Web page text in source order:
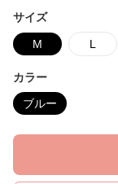
サイズ
M L
カラー
ブルー